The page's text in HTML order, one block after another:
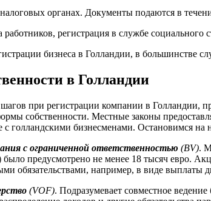
органах. Документы подаются в
регистрация в службе социального
бизнеса в Голландии, в большинстве
в Голландии
при регистрации компании в Голландии,
собственности. Местные законы
с голландскими бизнесменами. Остановимся на
с ограниченной ответственностью (BV).
было предусмотрено не менее 18 тысяч евро.
обязательствами, например, в виде
(VOF). Подразумевает совместное